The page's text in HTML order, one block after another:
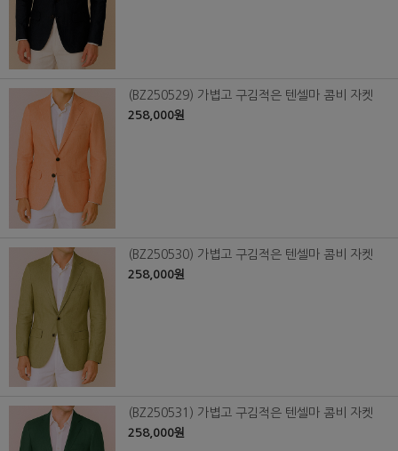
(BZ250529) 가볍고 구김적은 텐셀마 콤비 자켓
258,000원
(BZ250530) 가볍고 구김적은 텐셀마 콤비 자켓
258,000원
(BZ250531) 가볍고 구김적은 텐셀마 콤비 자켓
258,000원